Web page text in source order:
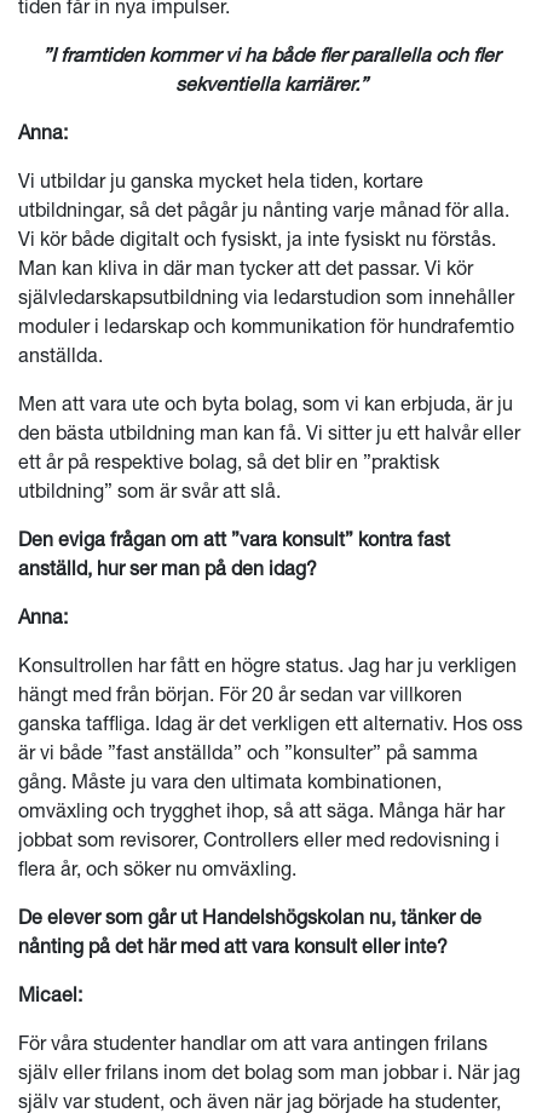
tiden får in nya impulser.
”I framtiden kommer vi ha både fler parallella och fler
sekventiella karriärer.”
Anna:
Vi utbildar ju ganska mycket hela tiden, kortare
utbildningar, så det pågår ju nånting varje månad för alla.
Vi kör både digitalt och fysiskt, ja inte fysiskt nu förstås.
Man kan kliva in där man tycker att det passar. Vi kör
självledarskapsutbildning via ledarstudion som innehåller
moduler i ledarskap och kommunikation för hundrafemtio
anställda.
Men att vara ute och byta bolag, som vi kan erbjuda, är ju
den bästa utbildning man kan få. Vi sitter ju ett halvår eller
ett år på respektive bolag, så det blir en ”praktisk
utbildning” som är svår att slå.
Den eviga frågan om att ”vara konsult” kontra fast
anställd, hur ser man på den idag?
Anna:
Konsultrollen har fått en högre status. Jag har ju verkligen
hängt med från början. För 20 år sedan var villkoren
ganska taffliga. Idag är det verkligen ett alternativ. Hos oss
är vi både ”fast anställda” och ”konsulter” på samma
gång. Måste ju vara den ultimata kombinationen,
omväxling och trygghet ihop, så att säga. Många här har
jobbat som revisorer, Controllers eller med redovisning i
flera år, och söker nu omväxling.
De elever som går ut Handelshögskolan nu, tänker de
nånting på det här med att vara konsult eller inte?
Micael:
För våra studenter handlar om att vara antingen frilans
själv eller frilans inom det bolag som man jobbar i. När jag
själv var student, och även när jag började ha studenter,